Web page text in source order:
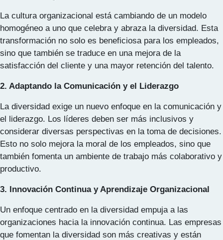
La cultura organizacional está cambiando de un modelo
homogéneo a uno que celebra y abraza la diversidad. Esta
transformación no solo es beneficiosa para los empleados,
sino que también se traduce en una mejora de la
satisfacción del cliente y una mayor retención del talento.
2. Adaptando la Comunicación y el Liderazgo
La diversidad exige un nuevo enfoque en la comunicación y
el liderazgo. Los líderes deben ser más inclusivos y
considerar diversas perspectivas en la toma de decisiones.
Esto no solo mejora la moral de los empleados, sino que
también fomenta un ambiente de trabajo más colaborativo y
productivo.
3. Innovación Continua y Aprendizaje Organizacional
Un enfoque centrado en la diversidad empuja a las
organizaciones hacia la innovación continua. Las empresas
que fomentan la diversidad son más creativas y están